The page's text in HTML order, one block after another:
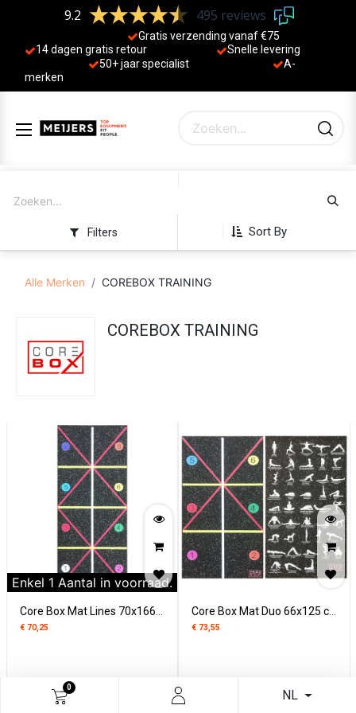
0
NL
9.2 495 reviews
Gratis verzending vanaf €75
14 dagen gratis retour
Sne lle levering
50+ jaar specialist
A-
merken
Sort By
Filters
Alle Merken COREBOX TRAINING
COREBOX TRAINING
Enkel 1 Aantal in voorraad.
Core Box Mat Lines 70x166 cm
€ 70,25
Core Box Mat Duo 66x125 cm
€ 73,55